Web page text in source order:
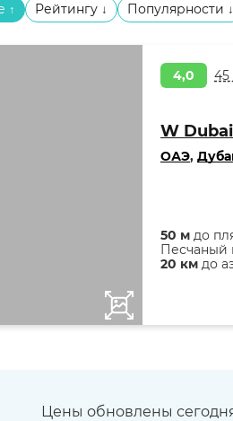
↑ Рейтингу ↓ Популярности ↓
4,0 45
W
ОАЭ,
50 м до
Песчаный
20 км до
Цены обновлены